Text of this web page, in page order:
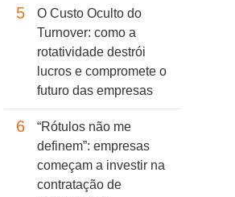
5
O Custo Oculto do
Turnover: como a
rotatividade destrói
lucros e compromete o
futuro das empresas
6
“Rótulos não me
definem”: empresas
começam a investir na
contratação de